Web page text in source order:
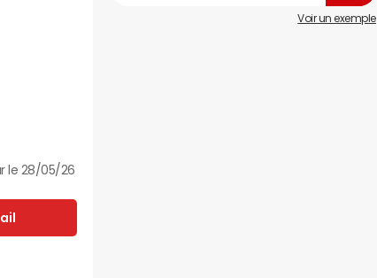
le 28/05/26
Voir un exemple